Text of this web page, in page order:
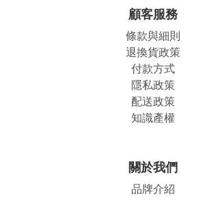
顧客服務
條款與細則
退換貨政策
付款方式
隱私政策
配送政策
知識產權
關於我們
品牌介紹